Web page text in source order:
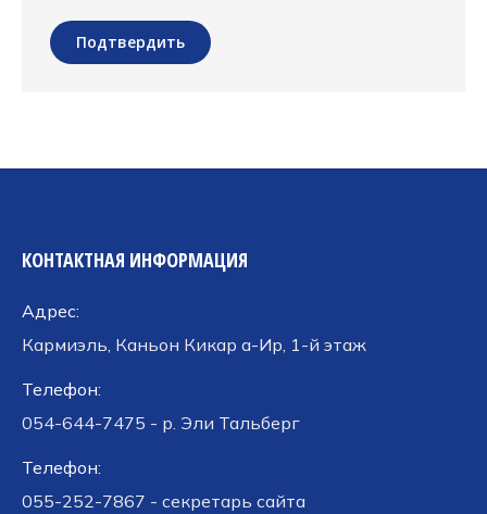
Подтвердить
КОНТАКТНАЯ ИНФОРМАЦИЯ
Адрес:
Кармиэль, Каньон Кикар а-Ир, 1-й этаж
Телефон:
054-644-7475 - р. Эли Тальберг
Телефон:
055-252-7867 - секретарь сайта